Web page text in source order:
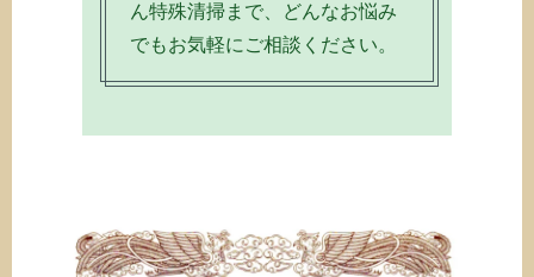
ん特殊清掃まで、どんなお悩み
でもお気軽にご相談ください。